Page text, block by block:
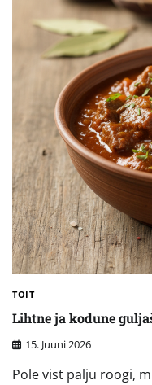
TOIT
Lihtne ja kodune
15. Juuni 2026
Pole vist palju roogi,